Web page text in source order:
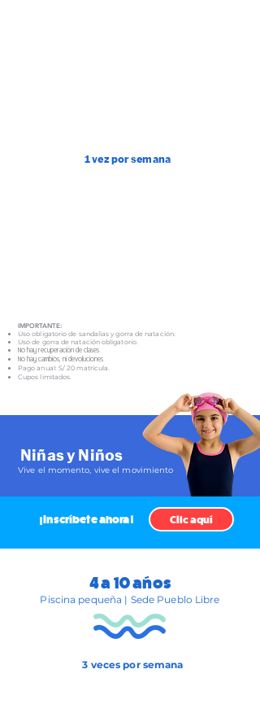
1 vez por semana
IMPORTANTE:
Uso obligatorio de sandalias y gorra de natación.
Uso de gorra de natación obligatorio.
No hay recuperación de clases.
No hay cambios, ni devoluciones.
Pago anual: S/ 20 matrícula.
Cupos limitados.
Niñas y Niños
Vive el momento, vive el movimiento
¡Inscríbete ahora! Clic aquí
4 a 10 años
Piscina pequeña | Sede Pueblo Libre
3 veces por semana